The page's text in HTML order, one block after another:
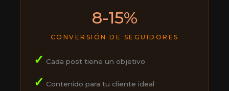
8-15%
CONVERSIÓN DE SEGUIDORES
✓ Cada post tiene un objetivo
✓ Contenido para tu cliente ideal